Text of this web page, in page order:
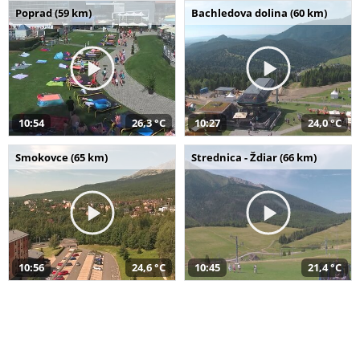
Poprad (59 km)
10:54 26,3 °C
Bachledova dolina (60 km)
10:27 24,0 °C
Smokovce (65 km)
10:56 24,6 °C
Strednica - Ždiar (66 km)
10:45 21,4 °C